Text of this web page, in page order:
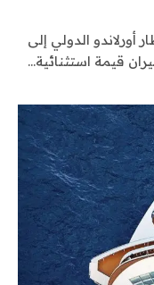
أورلاندو الدولي إلى
قيمة استثنائية…